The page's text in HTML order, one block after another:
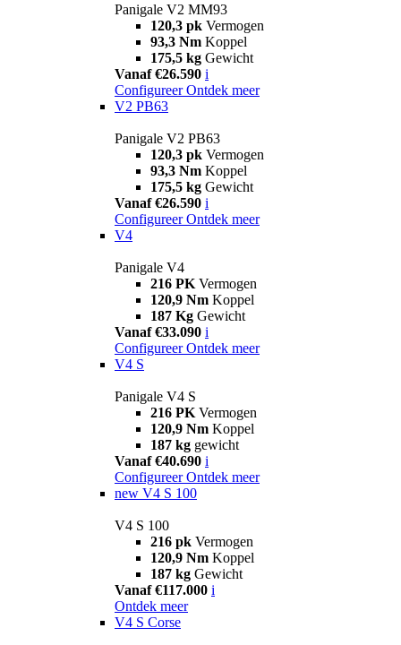
Panigale V2 MM93
120,3 pk Vermogen
93,3 Nm Koppel
175,5 kg Gewicht
Vanaf €26.590 i
Configureer Ontdek meer
V2 PB63
Panigale V2 PB63
120,3 pk Vermogen
93,3 Nm Koppel
175,5 kg Gewicht
Vanaf €26.590 i
Configureer Ontdek meer
V4
Panigale V4
216 PK Vermogen
120,9 Nm Koppel
187 Kg Gewicht
Vanaf €33.090 i
Configureer Ontdek meer
V4 S
Panigale V4 S
216 PK Vermogen
120,9 Nm Koppel
187 kg gewicht
Vanaf €40.690 i
Configureer Ontdek meer
new V4 S 100
V4 S 100
216 pk Vermogen
120,9 Nm Koppel
187 kg Gewicht
Vanaf €117.000 i
Ontdek meer
V4 S Corse